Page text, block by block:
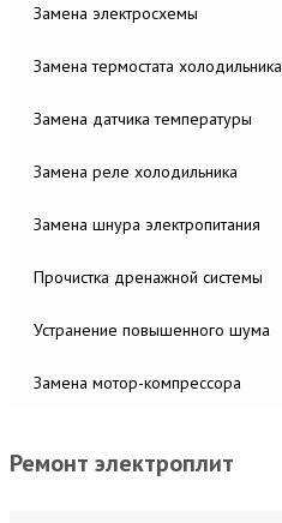
Замена электросхемы
Замена термостата холодильника
Замена датчика температуры
Замена реле холодильника
Замена шнура электропитания
Прочистка дренажной системы
Устранение повышенного шума
Замена мотор-компрессора
Ремонт электроплит